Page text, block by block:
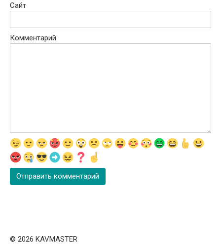
Сайт
Комментарий
© 2026 KAVMASTER